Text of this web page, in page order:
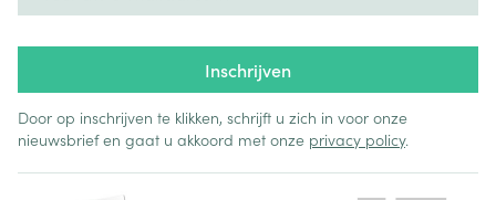
Inschrijven
Door op inschrijven te klikken, schrijft u zich in voor onze
nieuwsbrief en gaat u akkoord met onze privacy policy.